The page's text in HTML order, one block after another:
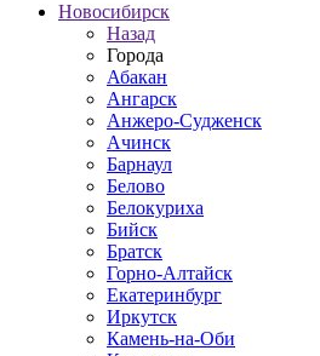
Новосибирск
Назад
Города
Абакан
Ангарск
Анжеро-Судженск
Ачинск
Барнаул
Белово
Белокуриха
Бийск
Братск
Горно-Алтайск
Екатеринбург
Иркутск
Камень-на-Оби